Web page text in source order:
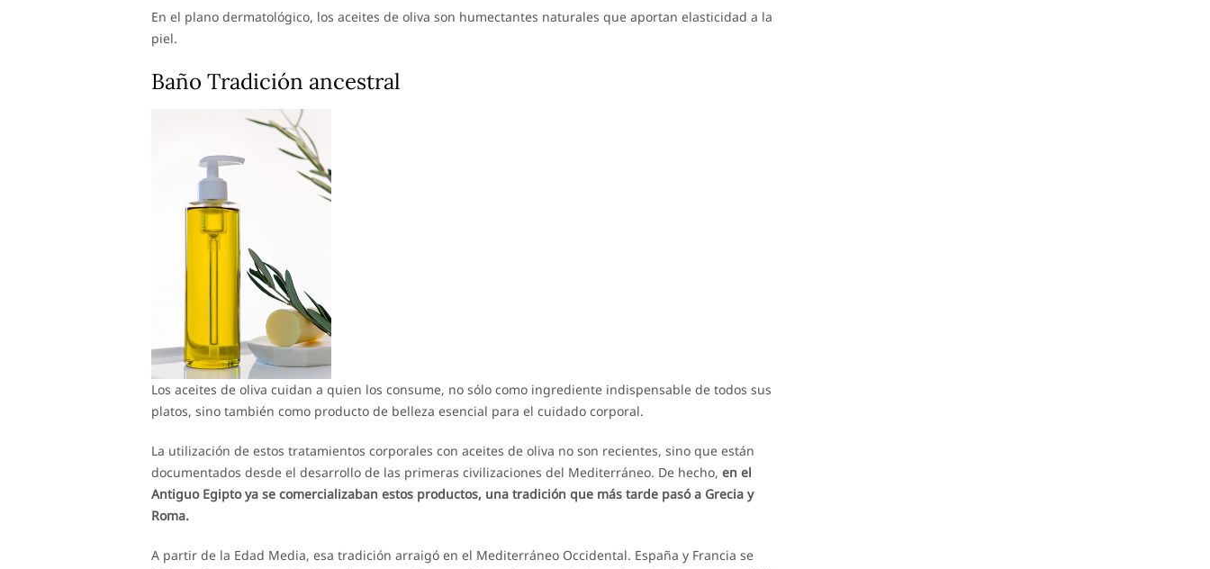
En el plano dermatológico, los aceites de oliva son humectantes naturales que aportan elasticidad a la
piel.
Baño Tradición ancestral
Los aceites de oliva cuidan a quien los consume, no sólo como ingrediente indispensable de todos sus
platos, sino también como producto de belleza esencial para el cuidado corporal.
La utilización de estos tratamientos corporales con aceites de oliva no son recientes, sino que están
documentados desde el desarrollo de las primeras civilizaciones del Mediterráneo. De hecho, en el
Antiguo Egipto ya se comercializaban estos productos, una tradición que más tarde pasó a Grecia y
Roma.
A partir de la Edad Media, esa tradición arraigó en el Mediterráneo Occidental. España y Francia se